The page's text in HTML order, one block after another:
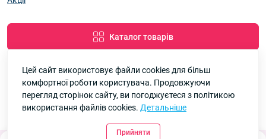
Каталог товарів
7км Одеса — Одяг і аксесуари оптом © 2026
Рейтинг
Цей сайт використовує файли cookies для більш
комфортної роботи користувача. Продовжуючи
перегляд сторінок сайту, ви погоджуєтеся з політикою
використання файлів cookies. Детальніше
Прийняти